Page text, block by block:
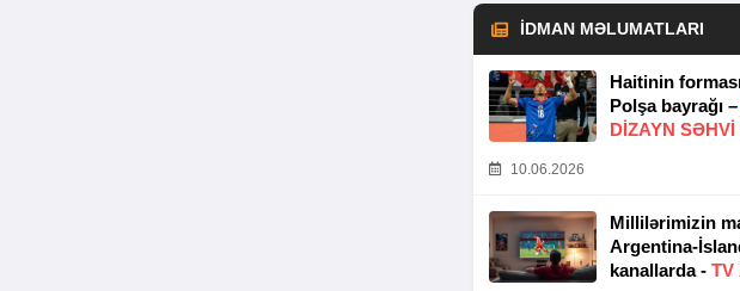
İDMAN MƏLUMATLARI
Haitinin
Polşa bayrağı –
DIZAYN SƏHVI
10.06.2026
Millilərimizin
Argentina-
kanallarda - TV